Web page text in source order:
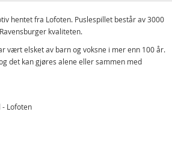
hentet fra Lofoten. Puslespillet består av 3000
kvaliteten.
vært elsket av barn og voksne i mer enn 100 år.
det kan gjøres alene eller sammen med
- Lofoten